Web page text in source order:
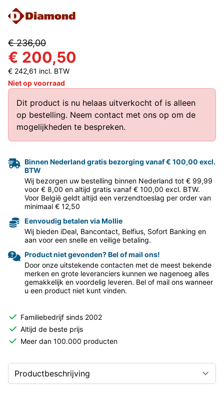
€ 236,00
€ 200,50
€ 242,61 incl. BTW
Niet op voorraad
Dit product is nu helaas uitverkocht of is alleen
op bestelling. Neem contact met ons op om de
mogelijkheden te bespreken.
Binnen Nederland gratis bezorging vanaf € 100,00 excl.
BTW
Wij bezorgen uw bestelling binnen Nederland tot € 99,99
voor € 8,00 en altijd gratis vanaf € 100,00 excl. BTW.
Voor België geldt altijd een verzendtoeslag per order van
minimaal € 12,50
Eenvoudig betalen via Mollie
Wij bieden iDeal, Bancontact, Belfius, Sofort Banking en
aan voor een snelle en veilige betaling.
Product niet gevonden? Bel of mail ons!
Door onze uitstekende contacten met de meest bekende
merken en grote leveranciers kunnen we nagenoeg alles
gemakkelijk en voordelig leveren. Bel of mail ons wanneer
u een product niet kunt vinden.
Familiebedrijf sinds 2002
Altijd de beste prijs
Meer dan 100.000 producten